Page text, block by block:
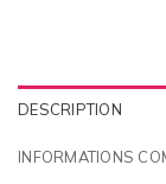
DESCRIPTION
INFORMATIONS